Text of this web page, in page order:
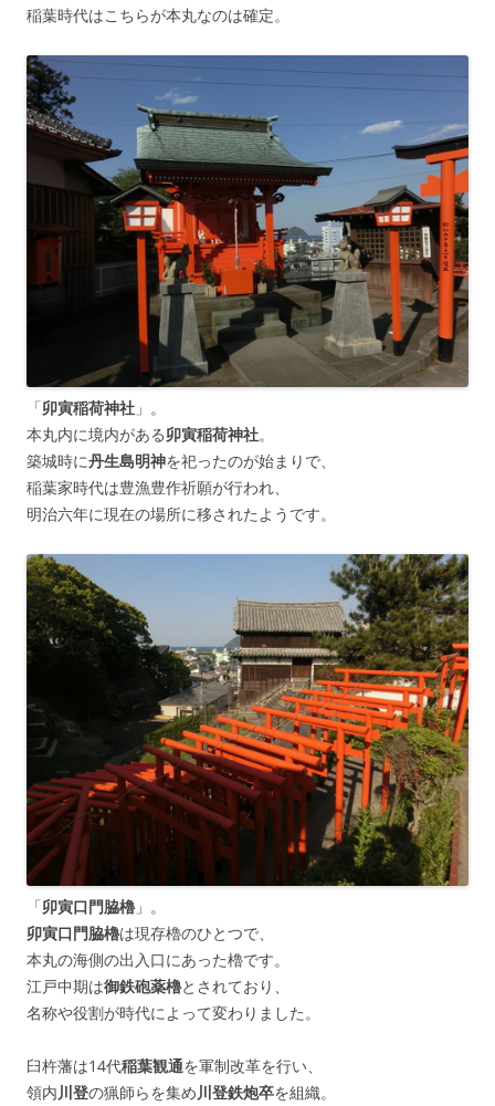
稲葉時代はこちらが本丸なのは確定。
「卯寅稲荷神社 」。
本丸内に境内がある卯寅稲荷神社。
築城時に丹生島明神を祀ったのが始まりで、
稲葉家時代は豊漁豊作祈願が行われ、
明治六年に現在の場所に移されたようです。
「卯寅口門脇櫓」。
卯寅口門脇櫓は現存櫓のひとつで、
本丸の海側の出入口にあった櫓です。
江戸中期は御鉄砲薬櫓とされており、
名称や役割が時代によって変わりました。
臼杵藩は14代稲葉観通を軍制改革を行い、
領内川登の猟師らを集め川登鉄炮卒を組織。